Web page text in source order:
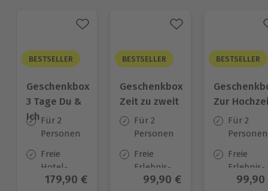
BESTSELLER
Geschenkbox
3 Tage Du &
Ich Für 2
Personen
Freie
Hotel-
Auswahl
Aktueller Preis
179,90 €
BESTSELLER
Geschenkbox
Zeit zu zweit
Für 2
Personen
Freie
Erlebnis-
Auswahl
Aktueller Preis
99,90 €
BESTSELLER
Zur
Für 2
Personen
Freie
Erlebnis-
Auswahl
99,90